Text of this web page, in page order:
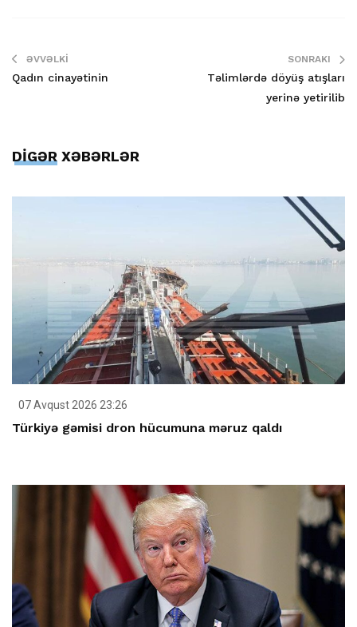
ƏVVƏLKI
Qadın cinayətinin
SONRAKI
Təlimlərdə döyüş atışları
yerinə yetirilib
DİGƏR XƏBƏRLƏR
07 Avqust 2026 23:26
Türkiyə gəmisi dron hücumuna məruz qaldı